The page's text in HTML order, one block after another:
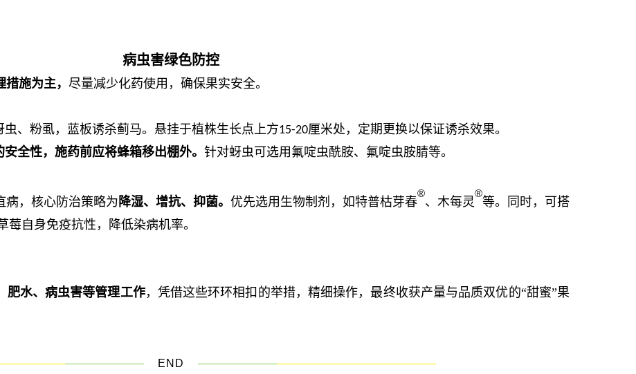
病虫害绿色防控
措施为主， 尽量减少化药使用，确保果实安全。
虫、粉虱，蓝板诱杀蓟马。悬挂于植株生长点上方15-20厘米处，定期更换以保证诱杀效果。
全性，施药前应将蜂箱移出棚外。 针对蚜虫可选用氟啶虫酰胺、氟啶虫胺腈等。
病，核心防治策略为 降湿、增抗、抑菌。 优先选用生物制剂，如特普枯芽春
®
、木每灵
®
等。同时，可搭
自身免疫抗性，降低染病机率。
肥水、病虫害等管理工作，凭借这些环环相扣的举措，精细操作，最终收获产量与品质双优的“甜蜜”果
END